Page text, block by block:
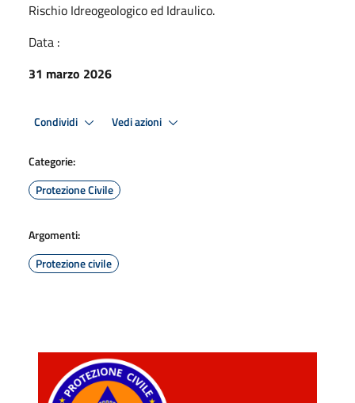
Rischio Idreogeologico ed Idraulico.
Data :
31 marzo 2026
Condividi Vedi azioni
Categorie:
Protezione Civile
Argomenti:
Protezione civile